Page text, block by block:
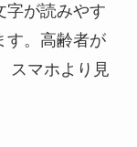
字が読みやす
す。高齢者が
スマホより見